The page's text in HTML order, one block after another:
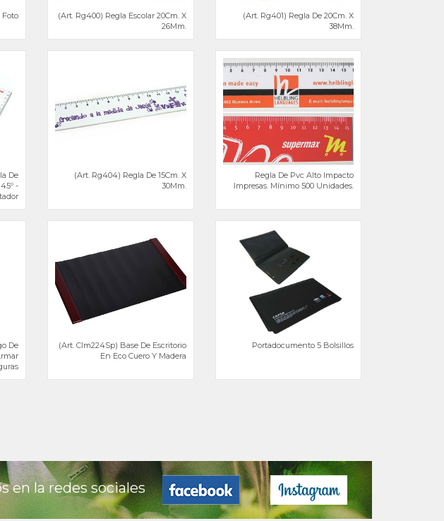
Foto
(Art. Rg400) Regla Escolar 20Cm. X
26Mm.
(Art. Rg401) Regla De 20Cm. X
38Mm.
De
-
(Art. Rg404) Regla De 15Cm. X
30Mm.
Regla De Pvc Alto Impacto
Impresas. Mínimo 500 Unidades.
De
(Art. Clm224Sp) Base De Escritorio
En Eco Cuero Y Madera
Portadocumento 5 Bolsillos
en la redes sociales